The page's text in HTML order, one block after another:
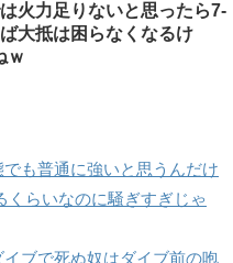
火力足りないと思ったら7-
大抵は困らなくなるけ
ｗ
でも普通に強いと思うんだけ
くらいなのに騒ぎすぎじゃ
イブで死ぬ奴はダイブ前の咆